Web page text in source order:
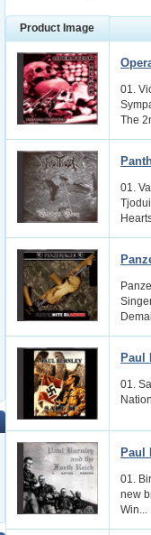
Product Image
01.
The
01.
Paul
01.
Paul
01.
new
Win...